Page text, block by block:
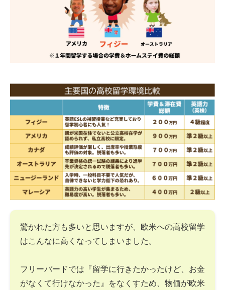
驚かれた方も多いと思いますが、欧米への高校留学
はこんなに高くなってしまいました。
フリーバードでは『留学に行きたかったけど、お金
がなくて行けなかった』をなくすため、物価が欧米